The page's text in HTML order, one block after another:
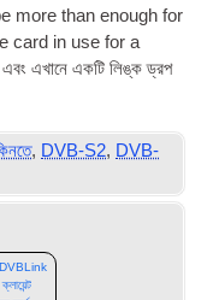
more than enough for
card in use for a
এখানে একটি লিঙ্ক ড্রপ
, DVB-S2, DVB-
DVBLink